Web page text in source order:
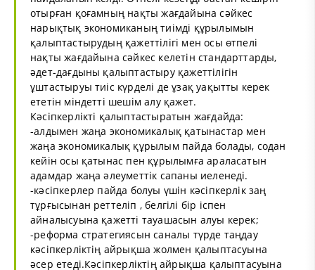
отырған қоғамның нақты жағдайына сәйкес
нарықтық экономиканың тиімді құрылымын
қалыптастырудың қажеттілігі мен осы өтпелі
нақты жағдайына сәйкес келетін стандарттарды,
әдет-дағдыны қалыптастыру қажеттілігін
ұштастыруы тиіс күрделі де ұзақ уақытты керек
ететін міндетті шешім алу қажет.
Кәсіпкерлікті қалыптастыратын жағдайда:
-алдымен жаңа экономикалық қатынастар мен
жаңа экономикалық құрылым пайда болады, содан
кейін осы қатынас пен құрылымға араласатын
адамдар жаңа әлеуметтік сапаны иеленеді.
-кәсіпкерлер пайда болуы үшін кәсіпкерлік заң
тұрғысынан реттеліп , белгілі бір іспен
айналысуына қажетті тауашасын алуы керек;
-реформа стратегиясын саналы түрде таңдау
кәсіпкерліктің айрықша жолмен қалыптасуына
әсер етеді.Кәсіпкерліктің айрықша қалыптасуына